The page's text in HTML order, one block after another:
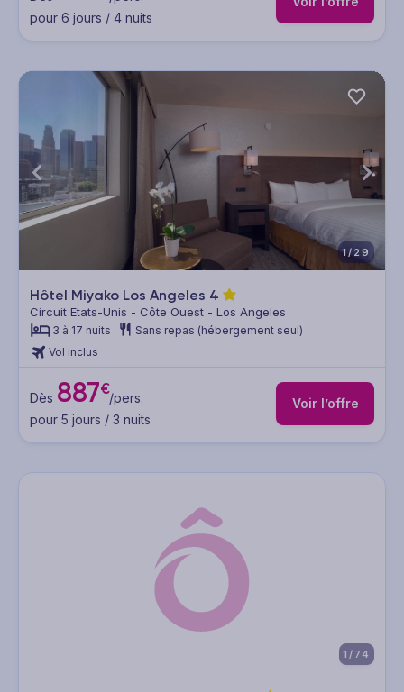
pour 6 jours / 4 nuits
1/29
Hôtel Miyako Los Angeles 4
Circuit Etats-Unis - Côte Ouest - Los Angeles
3 à 17 nuits
Sans repas (hébergement seul)
Vol inclus
Dès 887€/pers.
pour 5 jours / 3 nuits
Voir l’offre
1/74